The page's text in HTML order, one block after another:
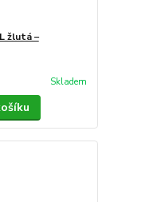
žlutá –
Skladem